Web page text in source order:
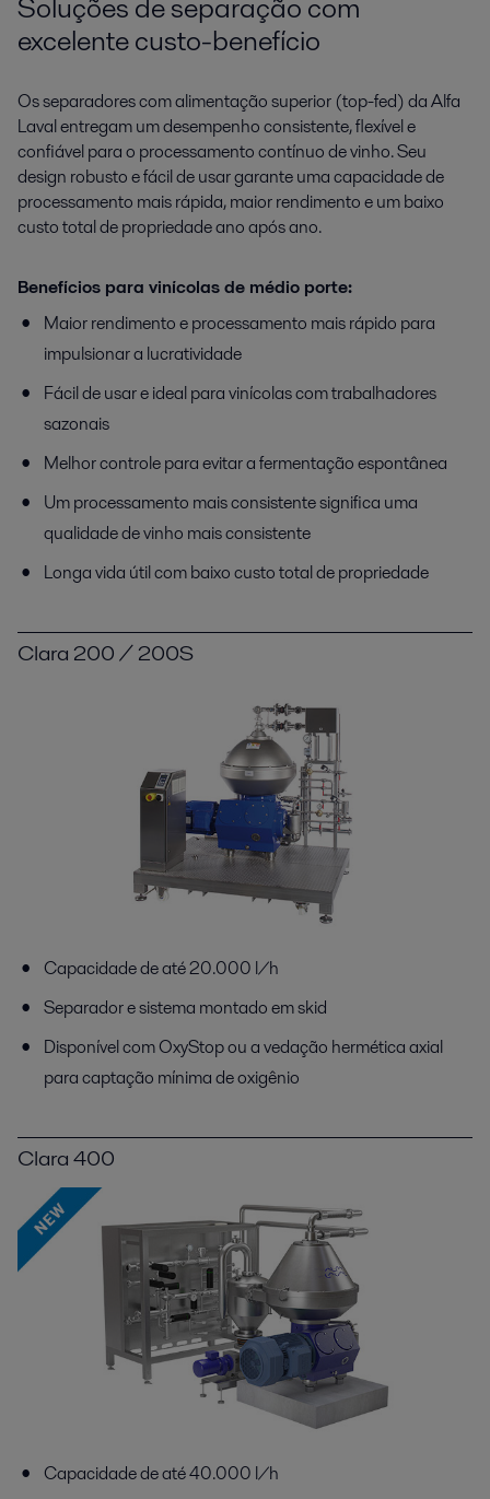
Soluções de separação com
excelente custo-benefício
Os separadores com alimentação superior (top-fed) da Alfa
Laval entregam um desempenho consistente, flexível e
confiável para o processamento contínuo de vinho. Seu
design robusto e fácil de usar garante uma capacidade de
processamento mais rápida, maior rendimento e um baixo
custo total de propriedade ano após ano.
Benefícios para vinícolas de médio porte:
Maior rendimento e processamento mais rápido para
impulsionar a lucratividade
Fácil de usar e ideal para vinícolas com trabalhadores
sazonais
Melhor controle para evitar a fermentação espontânea
Um processamento mais consistente significa uma
qualidade de vinho mais consistente
Longa vida útil com baixo custo total de propriedade
Clara 200 / 200S
Capacidade de até 20.000 l/h
Separador e sistema montado em skid
Disponível com OxyStop ou a vedação hermética axial
para captação mínima de oxigênio
Clara 400
Capacidade de até 40.000 l/h